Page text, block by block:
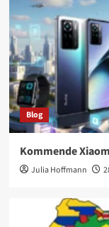
Blog
Kommende
Julia Hoffmann